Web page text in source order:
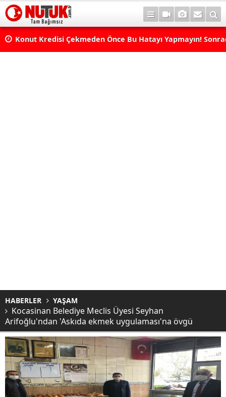
Konut Kredisi Çekmeden Önce Bu Hatayı Yapmayın!
HABERLER YAŞAM
Kocasinan Belediye Meclis Üyesi Seyhan
Arifoğlu'ndan 'Askıda ekmek uygulaması'na övgü